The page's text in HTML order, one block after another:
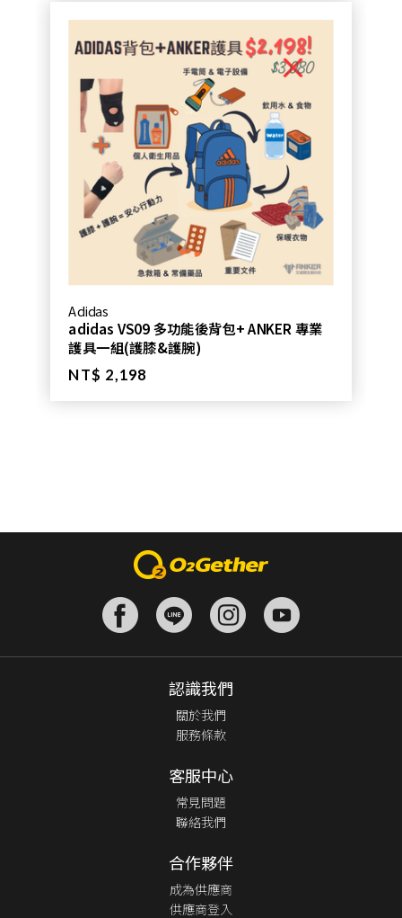
Adidas
adidas VS09 多功能後背包+ ANKER 專業
護具一組(護膝&護腕)
NT$ 2,198
認識我們
關於我們
服務條款
客服中心
常見問題
聯絡我們
合作夥伴
成為供應商
供應商登入